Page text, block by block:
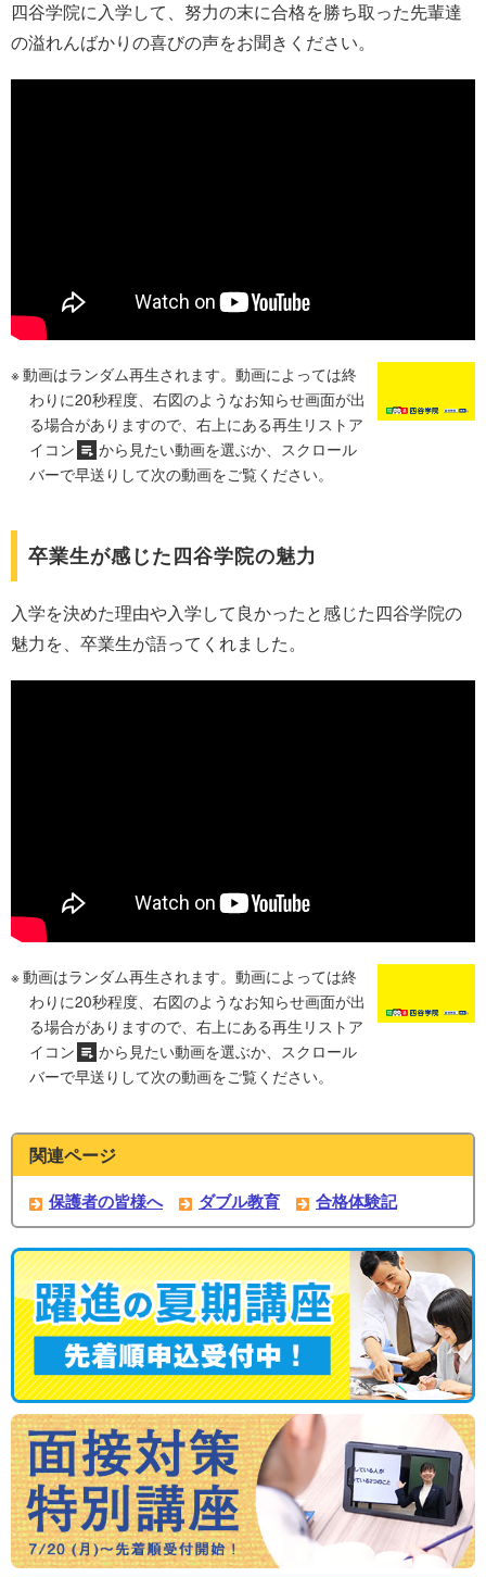
四谷学院に入学して、努力の末に合格を勝ち取った先輩達
の溢れんばかりの喜びの声をお聞きください。
動画はランダム再生されます。動画によっては終
わりに20秒程度、右図のようなお知らせ画面が出
る場合がありますので、右上にある再生リストア
イコン
から見たい動画を選ぶか、スクロール
バーで早送りして次の動画をご覧ください。
卒業生が感じた四谷学院の魅力
入学を決めた理由や入学して良かったと感じた四谷学院の
魅力を、卒業生が語ってくれました。
動画はランダム再生されます。動画によっては終
わりに20秒程度、右図のようなお知らせ画面が出
る場合がありますので、右上にある再生リストア
イコン
から見たい動画を選ぶか、スクロール
バーで早送りして次の動画をご覧ください。
関連ページ
保護者の皆様へ ダブル教育 合格体験記